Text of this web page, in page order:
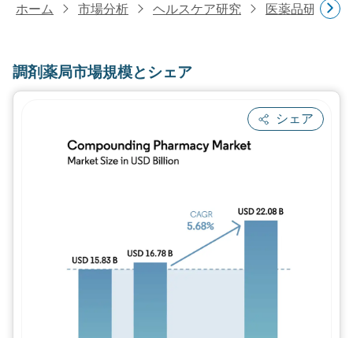
ホーム 市場分析 ヘルスケア研究 医薬品研究
調剤薬局市場規模とシェア
シェア